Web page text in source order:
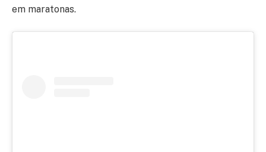
em maratonas.